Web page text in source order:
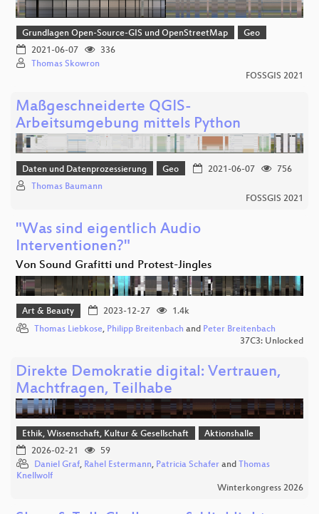
Grundlagen Open-Source-GIS und OpenStreetMap
Geo
2021-06-07
336
Thomas Skowron
FOSSGIS 2021
Maßgeschneiderte QGIS-
Arbeitsumgebung mittels Python
Daten und Datenprozessierung Geo 2021-06-07
756
Thomas Baumann
FOSSGIS 2021
"Was sind eigentlich Audio
Interventionen?"
Von Sound Grafitti und Protest-Jingles
Art & Beauty 2023-12-27
1.4k
Thomas Liebkose, Philipp Breitenbach and Peter Breitenbach
37C3: Unlocked
Direkte Demokratie digital: Vertrauen,
Machtfragen, Teilhabe
Ethik, Wissenschaft, Kultur & Gesellschaft
Aktionshalle
2026-02-21
59
Daniel Graf, Rahel Estermann, Patricia Schafer and Thomas
Knellwolf
Winterkongress 2026